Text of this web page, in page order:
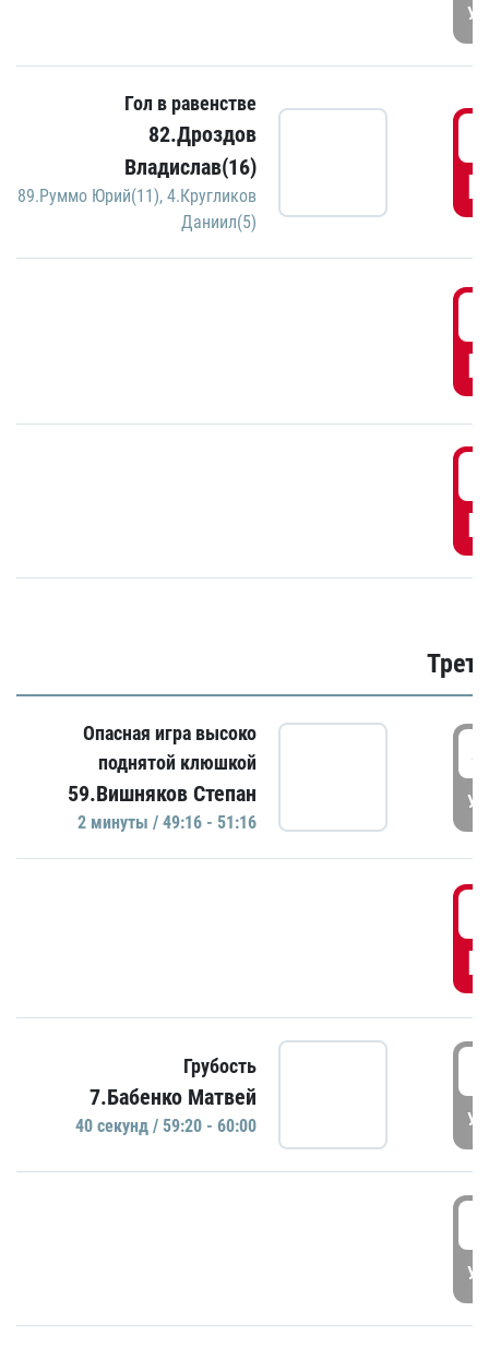
Гол в равенстве
82.Дроздов
Владислав(16)
89.Руммо Юрий(11), 4.Кругликов
Даниил(5)
Опасная игра высоко
поднятой клюшкой
59.Вишняков Степан
2 минуты / 49:16 - 51:16
Грубость
7.Бабенко Матвей
40 секунд / 59:20 - 60:00